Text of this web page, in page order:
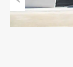
Previous